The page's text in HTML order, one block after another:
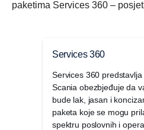
paketima Services 360 –
Services 360
Services 360
Scania obezbjeđuje da
bude lak, jasan i
paketa koje se mogu
spektru poslovnih i